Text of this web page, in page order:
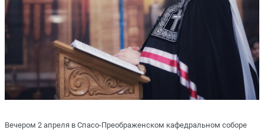
Вечером 2 апреля в Спасо-Преображенском кафедральном соборе